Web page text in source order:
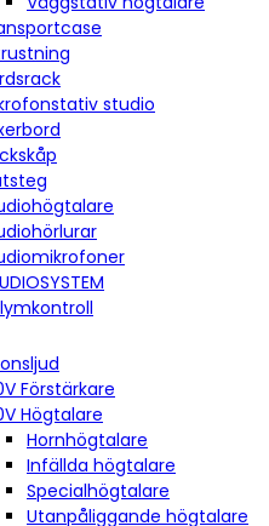
studio
Förstärkare
Högtalare
Hornhögtalare
Infällda högtalare
Specialhögtalare
Utanpåliggande högtalare